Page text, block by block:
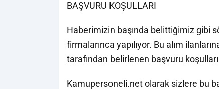
BAŞVURU KOŞULLARI
Haberimizin başında belittiğimiz gibi
firmalarınca yapılıyor. Bu alım
tarafından belirlenen başvuru
Kamupersoneli.net olarak sizlere bu